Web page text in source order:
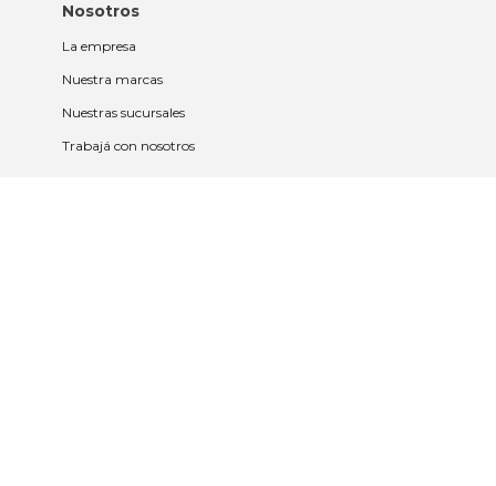
Nosotros
La empresa
Nuestra marcas
Nuestras sucursales
Trabajá con nosotros